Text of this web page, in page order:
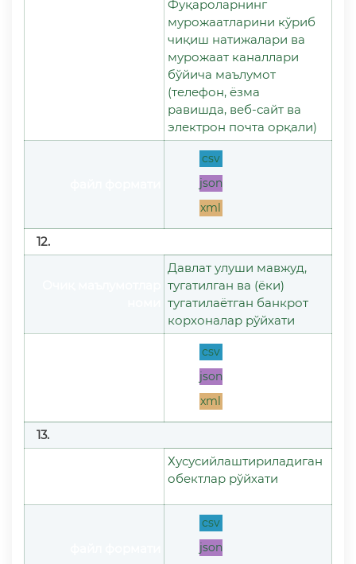
Фуқароларнинг
мурожаатларини кўриб
чиқиш натижалари ва
мурожаат каналлари
бўйича маълумот
(телефон, ёзма
равишда, веб-сайт ва
электрон почта орқали)
csv
json
xml
12.
Давлат улуши мавжуд,
тугатилган ва (ёки)
тугатилаётган банкрот
корхоналар рўйхати
csv
json
xml
13.
Хусусийлаштириладиган
обектлар рўйхати
csv
json